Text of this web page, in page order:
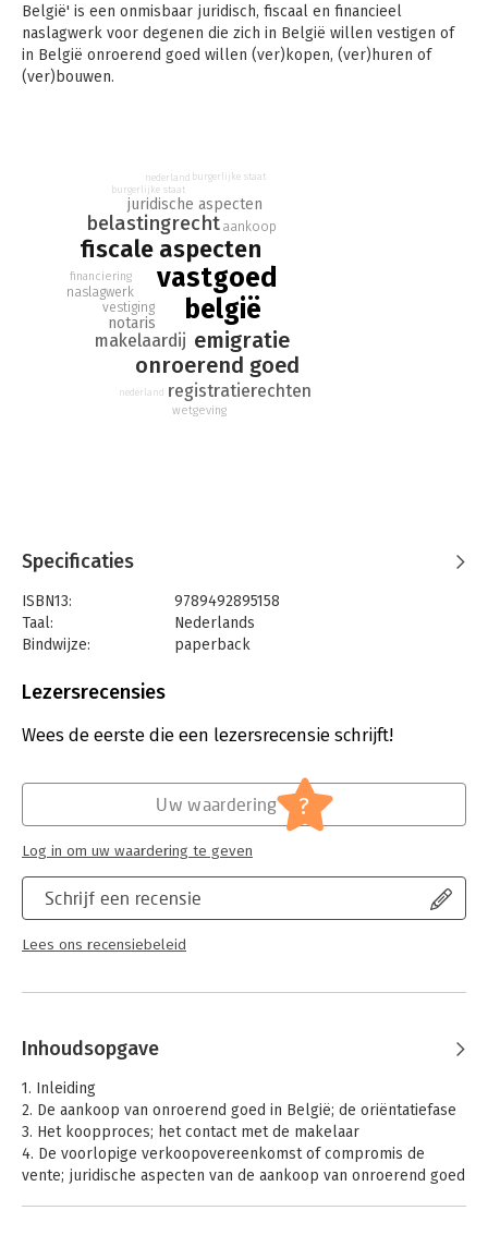
België' is een onmisbaar juridisch, fiscaal en financieel
naslagwerk voor degenen die zich in België willen vestigen of
in België onroerend goed willen (ver)kopen, (ver)huren of
(ver)bouwen.
koopovereenkomst. Er wordt uitgebreid ingegaan op de
juridische en fiscale aspecten van het kopen in België.
vastgoed
belgië
fiscale aspecten
emigratie
onroerend goed
belastingrecht
registratierechten
makelaardij
notaris
juridische aspecten
vestiging
aankoop
naslagwerk
wetgeving
financiering
nederland
burgerlijke staat
nederland burgerlijke staat
Specificaties
ISBN13:
9789492895158
Taal:
Nederlands
Bindwijze:
paperback
Uitgever:
Verschijningsdatum:
24-6-2020
Onroerend goed recht [vastgoed]
Serie:
Wonen en kopen in
Lezersrecensies
Wees de eerste die een lezersrecensie schrijft!
Schrijf een recensie
Lees ons recensiebeleid
Uw waardering ?
Log in om uw waardering te geven
Inhoudsopgave
1. Inleiding
2. De aankoop van onroerend goed in België; de oriëntatiefase
3. Het koopproces; het contact met de makelaar
4. De voorlopige verkoopovereenkomst of compromis de
vente; juridische aspecten van de aankoop van onroerend goed